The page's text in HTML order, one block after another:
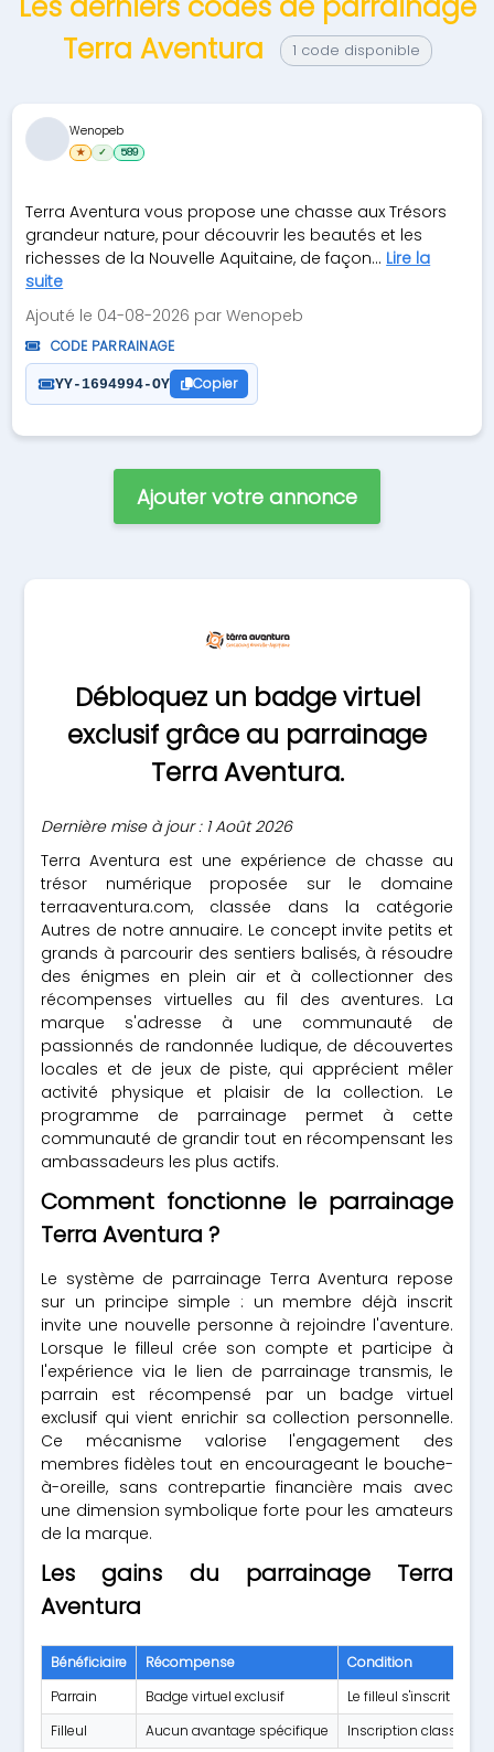
Terra Aventura
1 code disponible
Terra Aventura vous propose une chasse aux Trésors
grandeur nature, pour découvrir les beautés et les
richesses de la Nouvelle Aquitaine, de façon... Lire la
suite
Ajouté le 04-08-2026 par Wenopeb
CODE PARRAINAGE
YY-1694994-OY Copier
Wenopeb
★ ✓ 589
Ajouter votre annonce
Débloquez un badge virtuel
exclusif grâce au parrainage
Terra Aventura.
Dernière mise à jour : 1 Août 2026
Terra Aventura est une expérience de chasse au
trésor numérique proposée sur le domaine
terraaventura.com, classée dans la catégorie
Autres de notre annuaire. Le concept invite petits et
grands à parcourir des sentiers balisés, à résoudre
des énigmes en plein air et à collectionner des
récompenses virtuelles au fil des aventures. La
marque s'adresse à une communauté de
passionnés de randonnée ludique, de découvertes
locales et de jeux de piste, qui apprécient mêler
activité physique et plaisir de la collection. Le
programme de parrainage permet à cette
communauté de grandir tout en récompensant les
ambassadeurs les plus actifs.
Comment fonctionne le parrainage
Terra Aventura ?
Le système de parrainage Terra Aventura repose
sur un principe simple : un membre déjà inscrit
invite une nouvelle personne à rejoindre l'aventure.
Lorsque le filleul crée son compte et participe à
l'expérience via le lien de parrainage transmis, le
parrain est récompensé par un badge virtuel
exclusif qui vient enrichir sa collection personnelle.
Ce mécanisme valorise l'engagement des
membres fidèles tout en encourageant le bouche-
à-oreille, sans contrepartie financière mais avec
une dimension symbolique forte pour les amateurs
de la marque.
Les gains du parrainage Terra
Aventura
Bénéficiaire Récompense
Condition
Parrain
Badge virtuel exclusif
Le filleul s'inscrit et
Filleul
Aucun avantage spécifique Inscription classique